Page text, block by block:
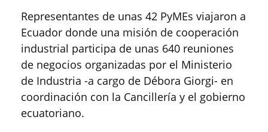
Representantes de unas 42 PyMEs viajaron a
Ecuador donde una misión de cooperación
industrial participa de unas 640 reuniones
de negocios organizadas por el Ministerio
de Industria -a cargo de Débora Giorgi- en
coordinación con la Cancillería y el gobierno
ecuatoriano.